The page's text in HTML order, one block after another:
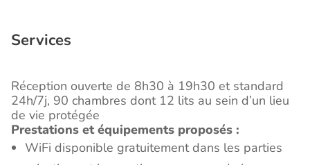
Services
Réception ouverte de 8h30 à 19h30 et standard
24h/7j, 90 chambres dont 12 lits au sein d’un lieu
de vie protégée
Prestations et équipements proposés :
WiFi disponible gratuitement dans les parties